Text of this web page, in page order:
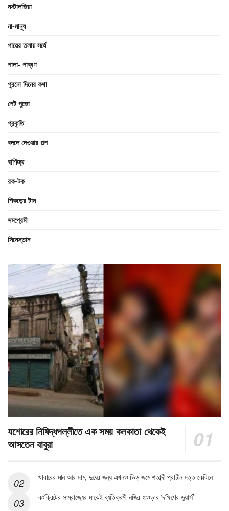
নস্টালজিয়া
না-মানুষ
পায়ের তলায় সর্ষে
পালা- পাব্বণ
পুরনো দিনের কথা
পেট পুজো
প্রকৃতি
বদলে দেওয়ার গল্প
বাণিজ্য
রক-টক
শিকড়ের টান
সমপ্রেমী
সিনেস্তান
যশোরের নিষিদ্ধপল্লীতে এক সময় কলকাতা থেকেই
আসতেন বাবুরা
খাবারের মান আর দাম, দুয়ের জন্য এখনও ভিড় জমে শতাব্দী প্রাচীন দত্ত কেবিনে
কংক্রিটের সাম্রাজ্যের মাঝেই ব্যতিক্রমী নজির হাওড়ার ‘দক্ষিণের ডুয়ার্স’